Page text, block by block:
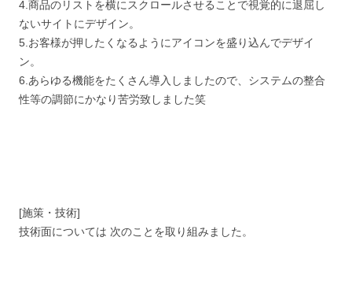
4.商品のリストを横にスクロールさせることで視覚的に退屈し
ないサイトにデザイン。
5.お客様が押したくなるようにアイコンを盛り込んでデザイ
ン。
6.あらゆる機能をたくさん導入しましたので、システムの整合
性等の調節にかなり苦労致しました笑
[施策・技術]
技術面については 次のことを取り組みました。